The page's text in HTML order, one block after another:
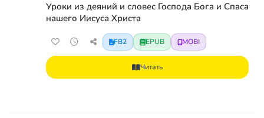
Уроки из деяний и словес Господа Бога и Спаса
нашего Иисуса Христа
FB2 EPUB MOBI
Читать